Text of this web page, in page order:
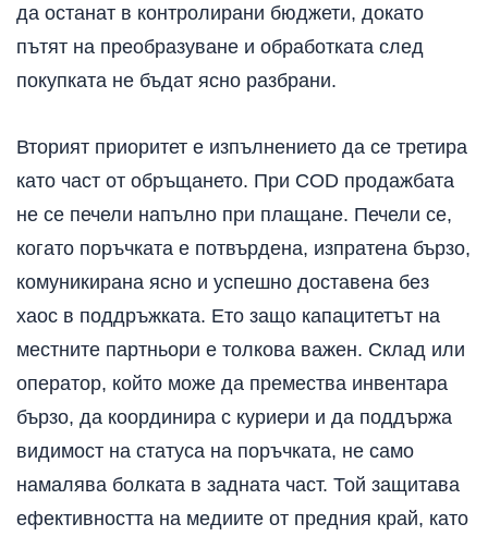
да останат в контролирани бюджети, докато
пътят на преобразуване и обработката след
покупката не бъдат ясно разбрани.
Вторият приоритет е изпълнението да се третира
като част от обръщането. При COD продажбата
не се печели напълно при плащане. Печели се,
когато поръчката е потвърдена, изпратена бързо,
комуникирана ясно и успешно доставена без
хаос в поддръжката. Ето защо капацитетът на
местните партньори е толкова важен. Склад или
оператор, който може да премества инвентара
бързо, да координира с куриери и да поддържа
видимост на статуса на поръчката, не само
намалява болката в задната част. Той защитава
ефективността на медиите от предния край, като